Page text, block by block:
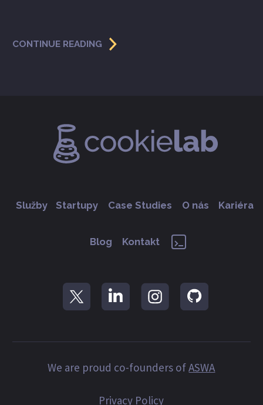
CONTINUE READING
Služby Startupy Case Studies O nás Kariéra
Blog Kontakt
We are proud co-founders ofASWA
Privacy Policy